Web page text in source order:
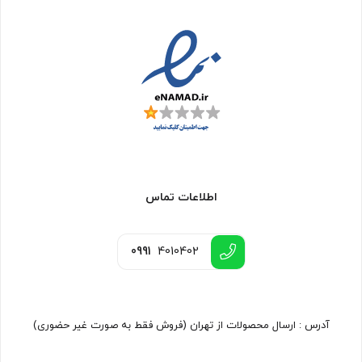
اطلاعات تماس
0991 4010402
آدرس : ارسال محصولات از تهران (فروش فقط به صورت غیر حضوری)